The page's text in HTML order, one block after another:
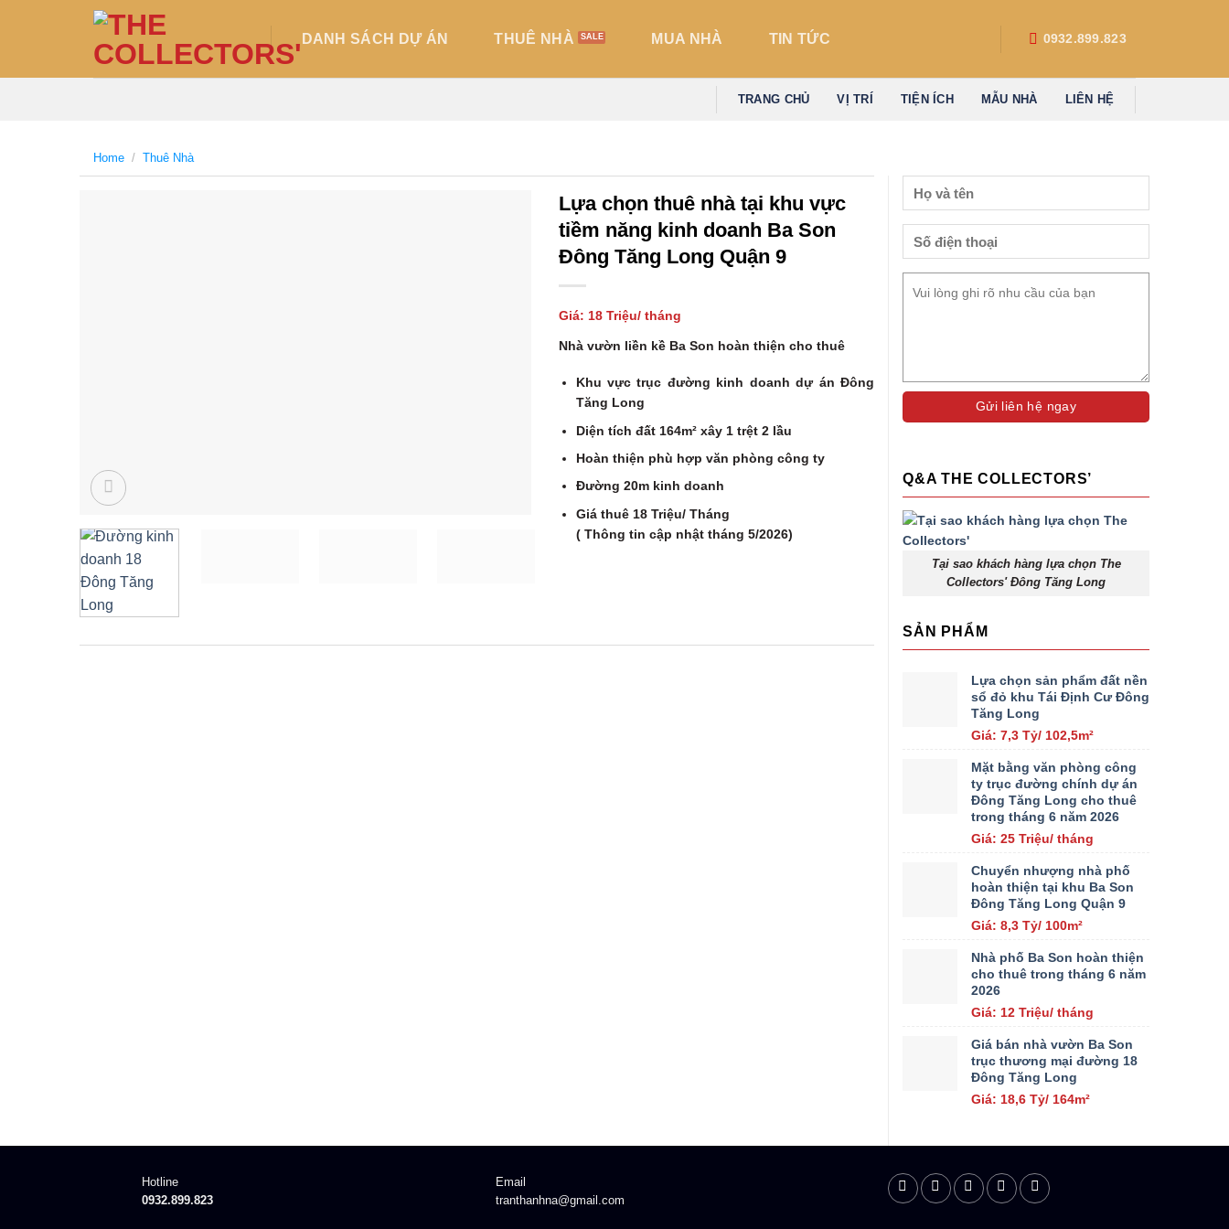
DANH SÁCH DỰ ÁN THUÊ NHÀ MUA NHÀ TIN TỨC 0932.899.823
TRANG CHỦ VỊ TRÍ TIỆN ÍCH MẪU NHÀ LIÊN HỆ
Home / Thuê Nhà
Q&A THE COLLECTORS’
Tại sao khách hàng lựa chọn The
Collectors' Đông Tăng Long
SẢN PHẨM
Lựa chọn sản phẩm đất nền
sổ đỏ khu Tái Định Cư Đông
Tăng Long
Giá: 7,3 Tỷ/ 102,5m²
Mặt bằng văn phòng công
ty trục đường chính dự án
Đông Tăng Long cho thuê
trong tháng 6 năm 2026
Giá: 25 Triệu/ tháng
Chuyển nhượng nhà phố
hoàn thiện tại khu Ba Son
Đông Tăng Long Quận 9
Giá: 8,3 Tỷ/ 100m²
Nhà phố Ba Son hoàn thiện
cho thuê trong tháng 6 năm
2026
Giá: 12 Triệu/ tháng
Giá bán nhà vườn Ba Son
trục thương mại đường 18
Đông Tăng Long
Giá: 18,6 Tỷ/ 164m²
Lựa chọn thuê nhà tại khu vực
tiềm năng kinh doanh Ba Son
Đông Tăng Long Quận 9
Giá: 18 Triệu/ tháng
Nhà vườn liền kề Ba Son hoàn thiện cho thuê
Khu vực trục đường kinh doanh dự án Đông
Tăng Long
Diện tích đất 164m² xây 1 trệt 2 lầu
Hoàn thiện phù hợp văn phòng công ty
Đường 20m kinh doanh
Giá thuê 18 Triệu/ Tháng
( Thông tin cập nhật tháng 5/2026)
Hotline
0932.899.823
Email
tranthanhna@gmail.com